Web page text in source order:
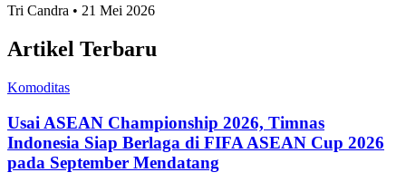
Komoditas
7 Daerah Penghasil Padi Terbesar di Jawa Timur
Komoditas
10 Kota Terbaik untuk Mahasiswa Versi QS
Ranking 2027